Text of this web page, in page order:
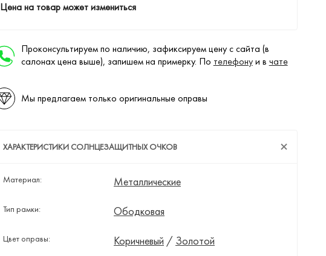
Цена на товар может измениться
Проконсультируем по наличию, зафиксируем цену с сайта (в
салонах цена выше), запишем на примерку. По телефонуи в чате
Мы предлагаем только оригинальные оправы
ХАРАКТЕРИСТИКИ СОЛНЦЕЗАЩИТНЫХ ОЧКОВ
Материал: Металлические
Тип рамки: Ободковая
Цвет оправы: Коричневый / Золотой